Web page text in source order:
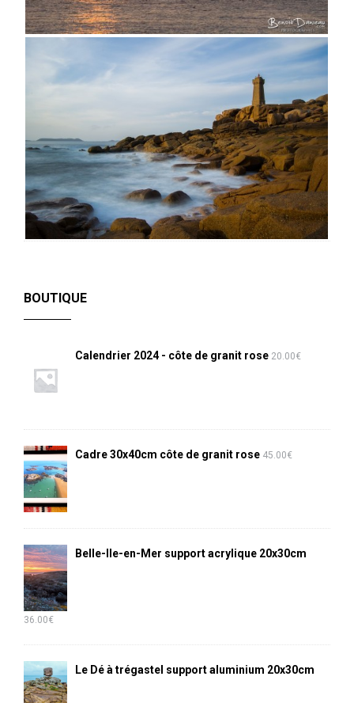
BOUTIQUE
Calendrier 2024 - côte de granit rose 20.00€
Cadre 30x40cm côte de granit rose 45.00€
Belle-Ile-en-Mer support acrylique 20x30cm
36.00€
Le Dé à trégastel support aluminium 20x30cm